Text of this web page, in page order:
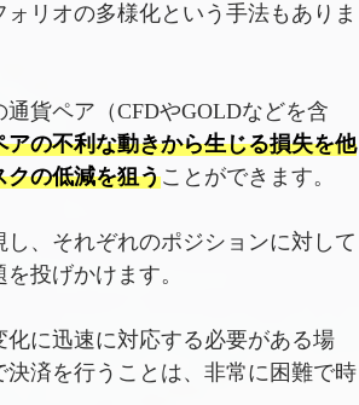
リオの多様化という手法もありま
貨ペア（CFDやGOLDなどを含
の不利な動きから生じる損失を他
クの低減を狙うことができます。
、それぞれのポジションに対して
投げかけます。
に迅速に対応する必要がある場
済を行うことは、非常に困難で時